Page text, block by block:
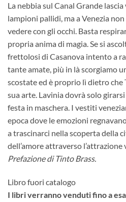
prezzo:
da
1,49€
a
7,00€
La nebbia sul Canal Grande
lampioni pallidi, ma a Venezia
vedere con gli occhi. Basta
propria anima di magia. Se si
frettolosi di Casanova intento a
tante amate, più in là scorgiamo
scostate ed è proprio lì dietro che
sua arte. Lavinia dovrà solo
festa in maschera. I vestiti
epoca dove le emozioni
a trascinarci nella scoperta della
dell’amore attraverso
Prefazione di Tinto Brass.
Libro fuori catalogo
I libri verranno venduti fino a